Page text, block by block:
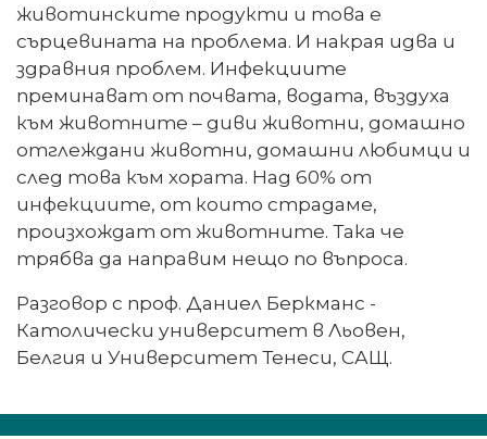
животинските продукти и това е
сърцевината на проблема. И накрая идва и
здравния проблем. Инфекциите
преминават от почвата, водата, въздуха
към животните – диви животни, домашно
отглеждани животни, домашни любимци и
след това към хората. Над 60% от
инфекциите, от които страдаме,
произхождат от животните. Така че
трябва да направим нещо по въпроса.
Разговор с проф. Даниел Беркманс -
Католически университет в Льовен,
Белгия и Университет Тенеси, САЩ.